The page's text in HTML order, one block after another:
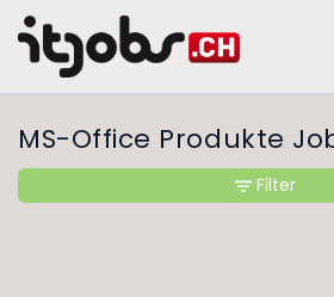
MS-Office Produkte
Filter